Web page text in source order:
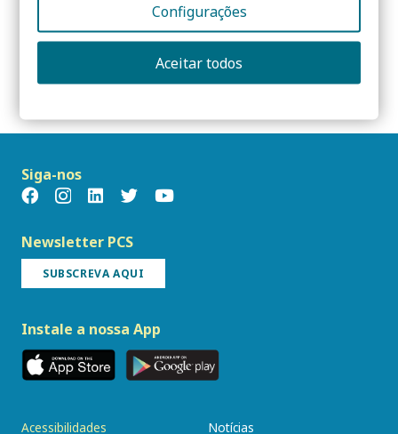
Eco building fest’24 | Feira de construção
sustentável | Evento CANCELADO
Siga-nos
Newsletter PCS
SUBSCREVA AQUI
Instale a nossa App
Acessibilidades Notícias
Configurações
Aceitar todos